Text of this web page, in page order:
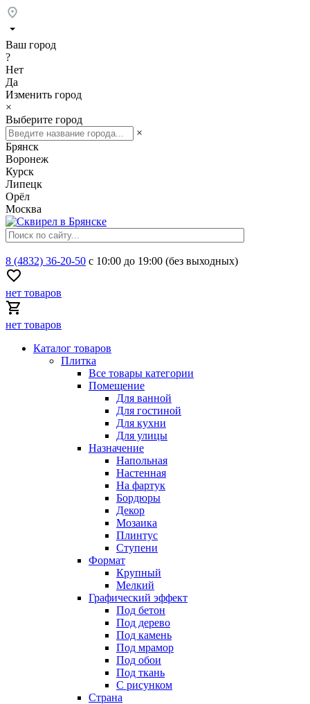
Ваш город
?
Нет
Да
Изменить город
×
Выберите город
×
Брянск
Воронеж
Курск
Липецк
Орёл
Москва
8 (4832) 36-20-50 с 10:00 до 19:00 (без выходных)
нет товаров
нет товаров
Каталог товаров
Плитка
Все товары категории
Помещение
Для ванной
Для гостиной
Для кухни
Для улицы
Назначение
Напольная
Настенная
На фартук
Бордюры
Декор
Мозаика
Плинтус
Ступени
Формат
Крупный
Мелкий
Графический эффект
Под бетон
Под дерево
Под камень
Под мрамор
Под обои
Под ткань
С рисунком
Страна